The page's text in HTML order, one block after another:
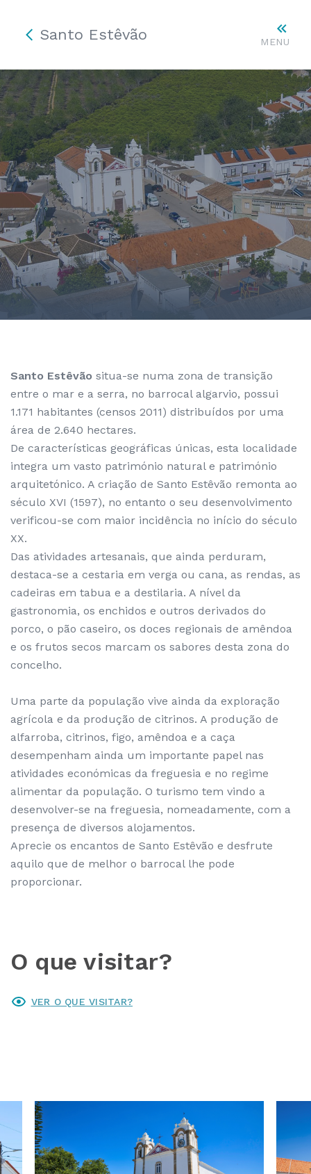
MENU
Santo Estêvão
Santo Estêvão situa-se numa zona de transição
entre o mar e a serra, no barrocal algarvio, possui
1.171 habitantes (censos 2011) distribuídos por uma
área de 2.640 hectares.
De características geográficas únicas, esta localidade
integra um vasto património natural e património
arquitetónico. A criação de Santo Estêvão remonta ao
século XVI (1597), no entanto o seu desenvolvimento
verificou-se com maior incidência no início do século
XX.
Das atividades artesanais, que ainda perduram,
destaca-se a cestaria em verga ou cana, as rendas, as
cadeiras em tabua e a destilaria. A nível da
gastronomia, os enchidos e outros derivados do
porco, o pão caseiro, os doces regionais de amêndoa
e os frutos secos marcam os sabores desta zona do
concelho.
Uma parte da população vive ainda da exploração
agrícola e da produção de citrinos. A produção de
alfarroba, citrinos, figo, amêndoa e a caça
desempenham ainda um importante papel nas
atividades económicas da freguesia e no regime
alimentar da população. O turismo tem vindo a
desenvolver-se na freguesia, nomeadamente, com a
presença de diversos alojamentos.
Aprecie os encantos de Santo Estêvão e desfrute
aquilo que de melhor o barrocal lhe pode
proporcionar.
O que visitar?
VER O QUE VISITAR?